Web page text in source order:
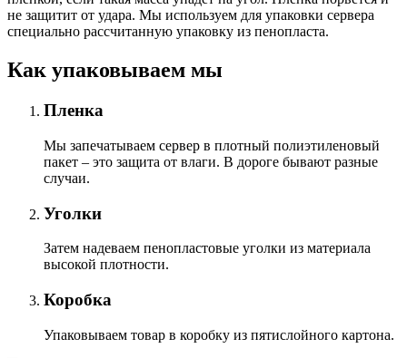
не защитит от удара. Мы используем для упаковки сервера
специально расcчитанную упаковку из пенопласта.
Как упаковываем мы
Пленка
Мы запечатываем сервер в плотный полиэтиленовый
пакет – это защита от влаги. В дороге бывают разные
случаи.
Уголки
Затем надеваем пенопластовые уголки из материала
высокой плотности.
Коробка
Упаковываем товар в коробку из пятислойного картона.